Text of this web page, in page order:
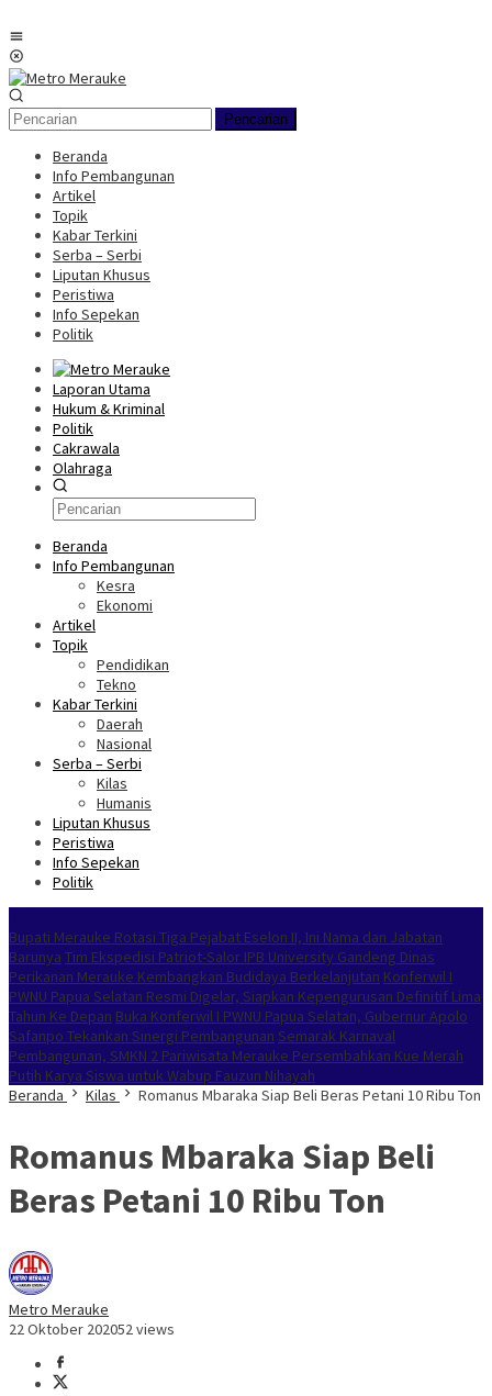
ke
konten
Pencarian
Beranda
Info Pembangunan
Artikel
Topik
Kabar Terkini
Serba – Serbi
Liputan Khusus
Peristiwa
Info Sepekan
Politik
Laporan Utama
Hukum & Kriminal
Politik
Cakrawala
Olahraga
Beranda
Info Pembangunan
Kesra
Ekonomi
Artikel
Topik
Pendidikan
Tekno
Kabar Terkini
Daerah
Nasional
Serba – Serbi
Kilas
Humanis
Liputan Khusus
Peristiwa
Info Sepekan
Politik
Bupati Merauke Rotasi Tiga Pejabat Eselon II, Ini Nama dan Jabatan
Barunya Tim Ekspedisi Patriot-Salor IPB University Gandeng Dinas
Perikanan Merauke Kembangkan Budidaya Berkelanjutan Konferwil I
PWNU Papua Selatan Resmi Digelar, Siapkan Kepengurusan Definitif Lima
Tahun Ke Depan Buka Konferwil I PWNU Papua Selatan, Gubernur Apolo
Safanpo Tekankan Sinergi Pembangunan Semarak Karnaval
Pembangunan, SMKN 2 Pariwisata Merauke Persembahkan Kue Merah
Putih Karya Siswa untuk Wabup Fauzun Nihayah
Beranda
Kilas Romanus Mbaraka Siap Beli Beras Petani 10 Ribu Ton
Romanus Mbaraka Siap Beli
Beras Petani 10 Ribu Ton
Metro Merauke
22 Oktober 202052 views